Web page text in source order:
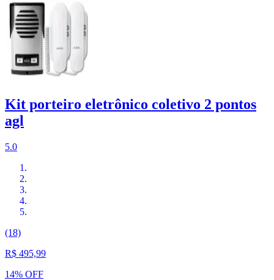
Kit porteiro eletrônico coletivo 2 pontos
agl
5.0
(18)
R$ 495,99
14% OFF